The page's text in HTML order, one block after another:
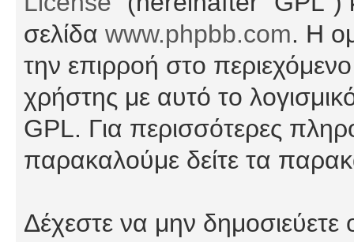
σελίδα www.phpbb.com. Η
την επιρροή στο
χρήστης με αυτό το
GPL. Για περισσότερες
παρακαλούμε δείτε τα
Δέχεστε να μην